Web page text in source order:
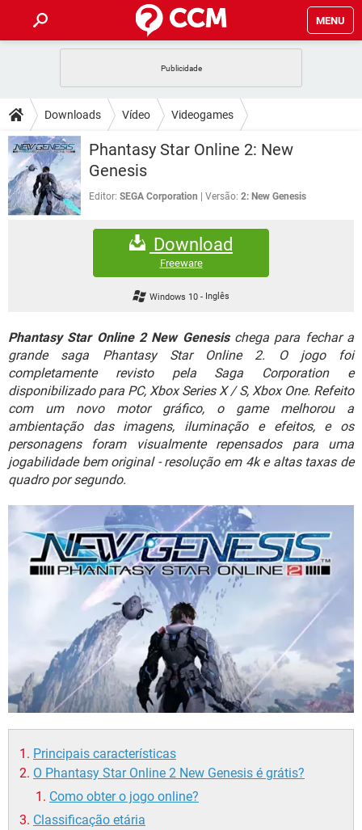
MENU
CELULAR FACEBOOK
OUTLOOK EXCEL
INSTAGRAM
GUIA DE COMPRAS
DICAS
JOGOS WHATSAPP
CELULAR
OUTLOOK
INSTAGRAM
DOWNLOADS
JOGOS
CELULAR FACEBOOK
EXCEL
GMAIL
FÓRUM
JOGOS
FACEBOOK
EXCEL
GMAIL
WHATSAPP
INSTAGRAM GMAIL
GUIA DE COMPRAS
Downloads Vídeo Videogames
Phantasy Star Online 2: New
Genesis
Editor: ‪SEGA Corporation‬ Versão: 2: New Genesis
Download
Freeware
Windows 10 - Inglês
Phantasy Star Online 2 New Genesischega para fechar a
grande saga Phantasy Star Online 2. O jogo foi
completamente revisto pela Saga Corporation e
disponibilizado para PC, Xbox Series X / S, Xbox One. Refeito
com um novo motor gráfico, o game melhorou a
ambientação das imagens, iluminação e efeitos, e os
personagens foram visualmente repensados para uma
jogabilidade bem original - resolução em 4k e altas taxas de
quadro por segundo.
Principais características
O Phantasy Star Online 2 New Genesis é grátis?
Como obter o jogo online?
Classificação etária